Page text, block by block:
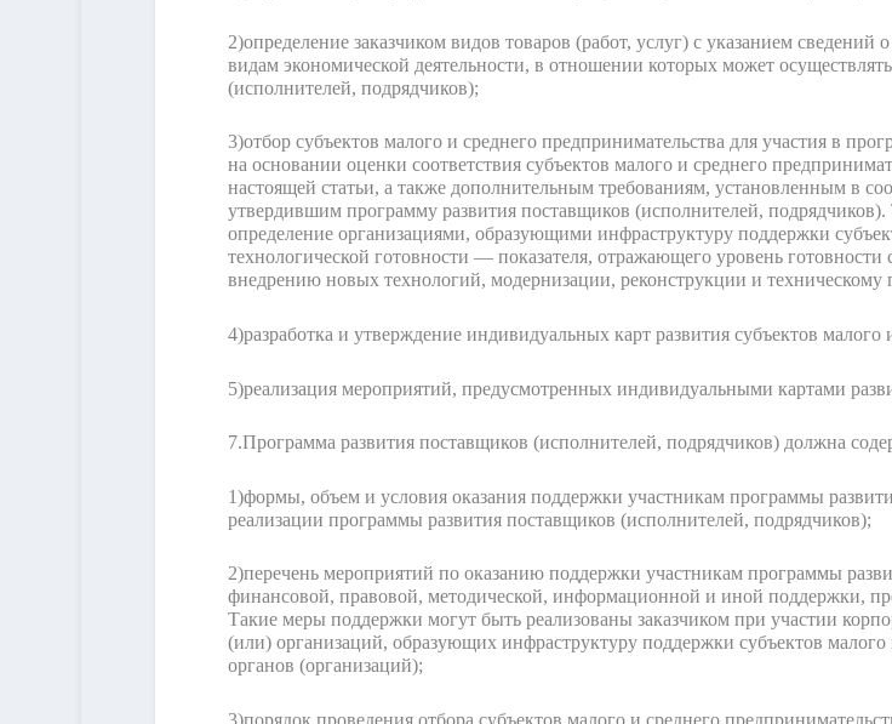
2)определение заказчиком видов товаров (работ, услуг) с указанием
видам экономической деятельности, в отношении которых может
(исполнителей, подрядчиков);
3)отбор субъектов малого и среднего предпринимательства для участия в
на основании оценки соответствия субъектов малого и среднего
настоящей статьи, а также дополнительным требованиям, установленным в
утвердившим программу развития поставщиков (исполнителей, подрядчиков).
определение организациями, образующими инфраструктуру поддержки
технологической готовности — показателя, отражающего уровень
внедрению новых технологий, модернизации, реконструкции и техническому
4)разработка и утверждение индивидуальных карт развития субъектов малого
5)реализация мероприятий, предусмотренных индивидуальными картами
7.Программа развития поставщиков (исполнителей, подрядчиков) должна
1)формы, объем и условия оказания поддержки участникам программы
реализации программы развития поставщиков (исполнителей, подрядчиков);
2)перечень мероприятий по оказанию поддержки участникам программы
финансовой, правовой, методической, информационной и иной поддержки,
Такие меры поддержки могут быть реализованы заказчиком при участии
(или) организаций, образующих инфраструктуру поддержки субъектов малого
органов (организаций);
3)порядок проведения отбора субъектов малого и среднего